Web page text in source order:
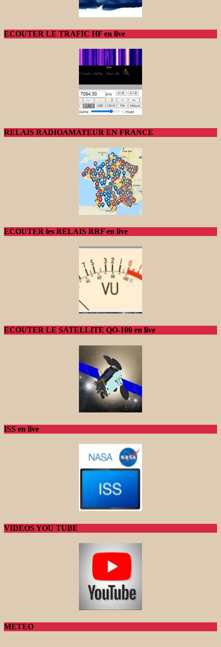
ECOUTER LE TRAFIC HF en live
RELAIS RADIOAMATEUR EN FRANCE
ECOUTER les RELAIS RRF en live
ECOUTER LE SATELLITE QO-100 en live
ISS en live
VIDEOS YOU TUBE
METEO